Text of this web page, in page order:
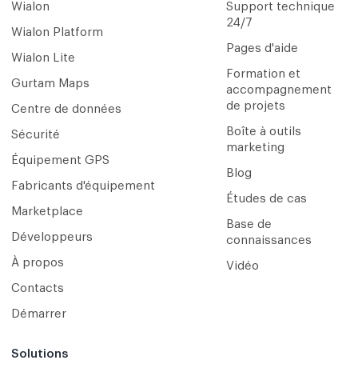
Wialon
Wialon Platform
Wialon Lite
Gurtam Maps
Centre de données
Sécurité
Équipement GPS
Fabricants d'équipement
Marketplace
Développeurs
À propos
Contacts
Démarrer
Solutions
Support technique
24/7
Pages d'aide
Formation et
accompagnement
de projets
Boîte à outils
marketing
Blog
Études de cas
Base de
connaissances
Vidéo